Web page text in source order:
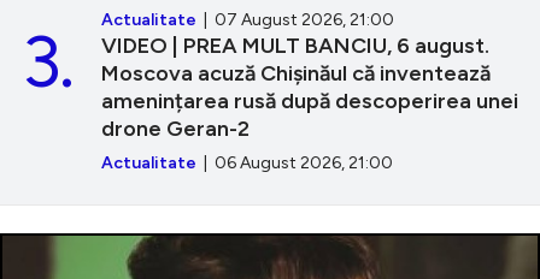
Actualitate | 07 August 2026, 21:00
VIDEO | PREA MULT BANCIU, 6 august.
Moscova acuză Chișinăul că inventează
amenințarea rusă după descoperirea unei
drone Geran-2
Actualitate | 06 August 2026, 21:00
3.